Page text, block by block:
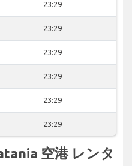
23:29
23:29
23:29
23:29
23:29
23:29
空港 レンタ